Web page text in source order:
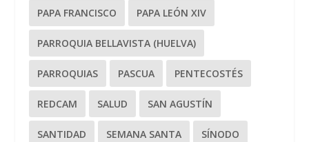
PAPA FRANCISCO PAPA LEÓN XIV
PARROQUIA BELLAVISTA (HUELVA)
PARROQUIAS PASCUA PENTECOSTÉS
REDCAM SALUD SAN AGUSTÍN
SANTIDAD SEMANA SANTA SÍNODO